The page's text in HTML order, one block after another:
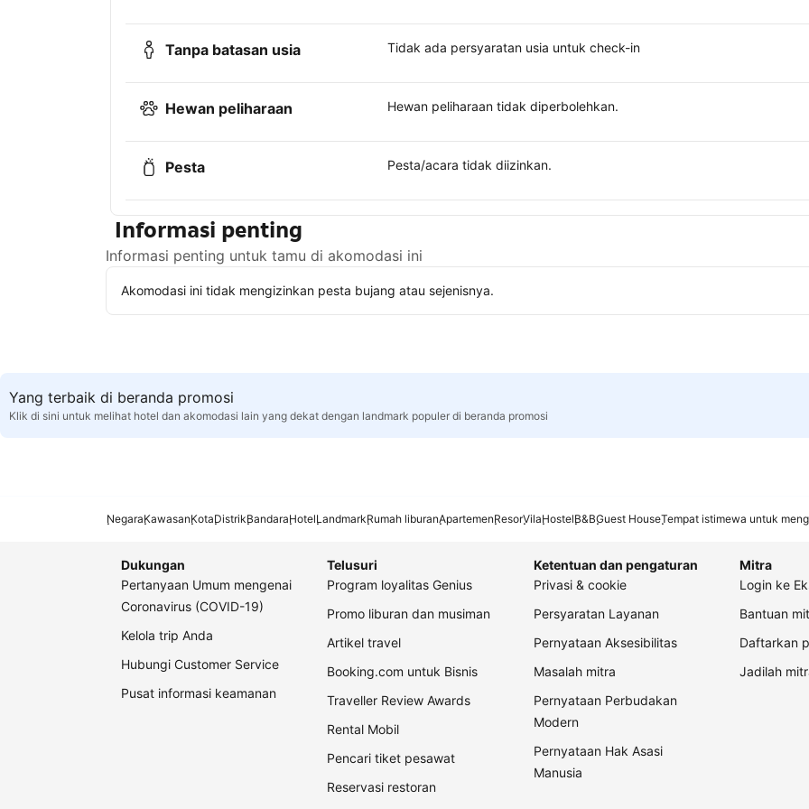
Tanpa batasan usia Tidak ada persyaratan usia untuk check-in
Hewan peliharaan Hewan peliharaan tidak diperbolehkan.
Pesta Pesta/acara tidak diizinkan.
Informasi penting
Informasi penting untuk tamu di akomodasi ini
Akomodasi ini tidak mengizinkan pesta bujang atau sejenisnya.
Yang terbaik di beranda promosi
Klik di sini untuk melihat hotel dan akomodasi lain yang dekat dengan landmark populer di beranda promosi
NegaraKawasanKotaDistrikBandaraHotelLandmarkRumah liburanApartemenResorVilaHostelB&BGuest HouseTempat istimewa untuk
Dukungan
Pertanyaan Umum mengenai
Coronavirus (COVID-19)
Kelola trip Anda
Hubungi Customer Service
Pusat informasi keamanan
Telusuri
Program loyalitas Genius
Promo liburan dan musiman
Artikel travel
Booking.com untuk Bisnis
Traveller Review Awards
Rental Mobil
Pencari tiket pesawat
Reservasi restoran
Ketentuan dan pengaturan
Privasi & cookie
Persyaratan Layanan
Pernyataan Aksesibilitas
Masalah mitra
Pernyataan Perbudakan
Modern
Pernyataan Hak Asasi
Manusia
Mitra
Login ke
Bantuan
Daftarkan
Jadilah